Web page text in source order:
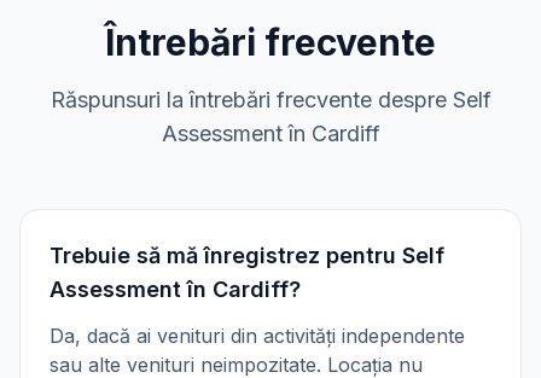
Întrebări frecvente
Răspunsuri la întrebări frecvente despre Self
Assessment în Cardiff
Trebuie să mă înregistrez pentru Self
Assessment în Cardiff?
Da, dacă ai venituri din activități independente
sau alte venituri neimpozitate. Locația nu